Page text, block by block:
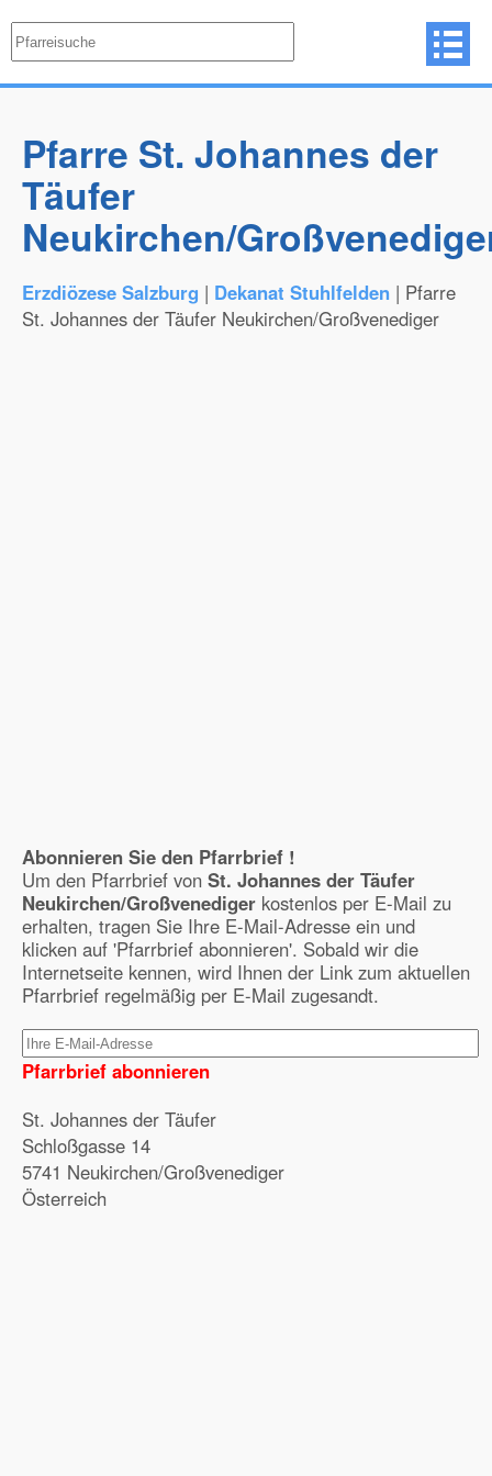
Pfarre St. Johannes der
Täufer
Neukirchen/
Erzdiözese Salzburg | Dekanat Stuhlfelden | Pfarre
St. Johannes der Täufer Neukirchen/Großvenediger
Abonnieren Sie den Pfarrbrief !
Um den Pfarrbrief von St. Johannes der Täufer
Neukirchen/Großvenediger kostenlos per E-Mail zu
erhalten, tragen Sie Ihre E-Mail-Adresse ein und
klicken auf 'Pfarrbrief abonnieren'. Sobald wir die
Internetseite kennen, wird Ihnen der Link zum aktuellen
Pfarrbrief regelmäßig per E-Mail zugesandt.
Pfarrbrief abonnieren
St. Johannes der Täufer
Schloßgasse 14
5741 Neukirchen/Großvenediger
Österreich